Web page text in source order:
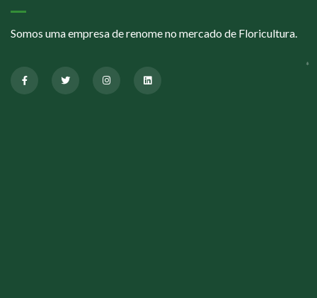
Somos uma empresa de renome no mercado de Floricultura.